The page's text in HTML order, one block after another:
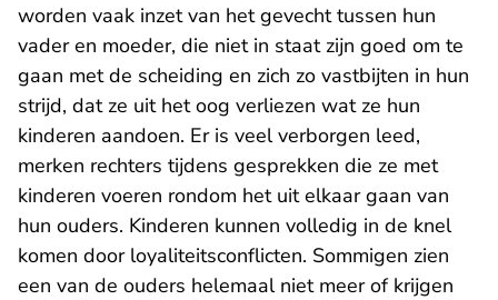
worden vaak inzet van het gevecht tussen hun
vader en moeder, die niet in staat zijn goed om te
gaan met de scheiding en zich zo vastbijten in hun
strijd, dat ze uit het oog verliezen wat ze hun
kinderen aandoen. Er is veel verborgen leed,
merken rechters tijdens gesprekken die ze met
kinderen voeren rondom het uit elkaar gaan van
hun ouders. Kinderen kunnen volledig in de knel
komen door loyaliteitsconflicten. Sommigen zien
een van de ouders helemaal niet meer of krijgen